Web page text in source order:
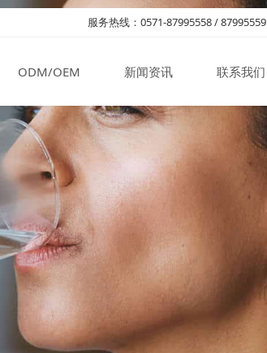
服务热线：0571-87995558 / 87995559
ODM/OEM 新闻资讯 联系我们